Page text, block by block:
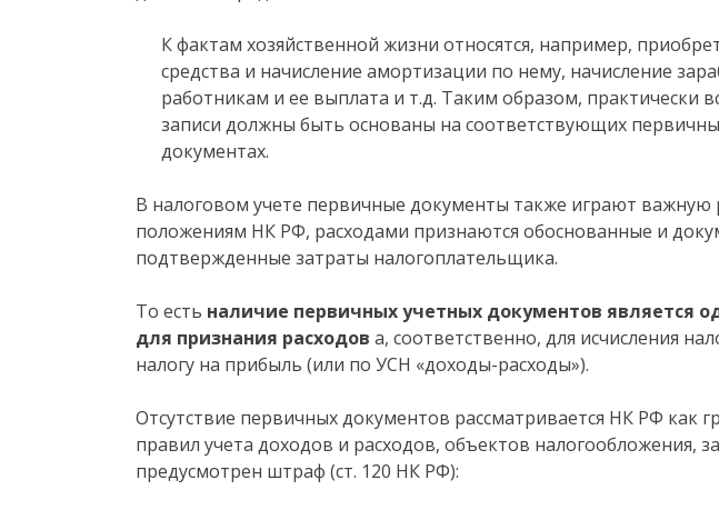
К фактам хозяйственной жизни относятся, например,
средства и начисление амортизации по нему, начисление
работникам и ее выплата и т.д. Таким образом, практически
записи должны быть основаны на соответствующих
документах.
В налоговом учете первичные документы также играют важную
положениям НК РФ, расходами признаются обоснованные и
подтвержденные затраты налогоплательщика.
То есть наличие первичных учетных документов является
для признания расходов а, соответственно, для исчисления
налогу на прибыль (или по УСН «доходы-расходы»).
Отсутствие первичных документов рассматривается НК РФ как
правил учета доходов и расходов, объектов налогообложения,
предусмотрен штраф (ст. 120 НК РФ):